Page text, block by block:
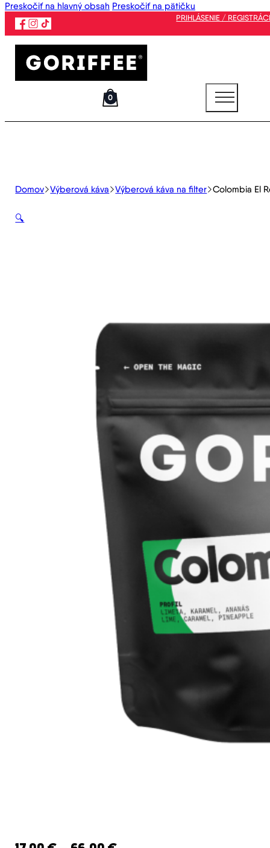
Preskočiť na hlavný obsah Preskočiť na pätičku
PRIHLÁSENIE /
0
Domov Výberová káva Výberová káva na filter Colombia El
🔍